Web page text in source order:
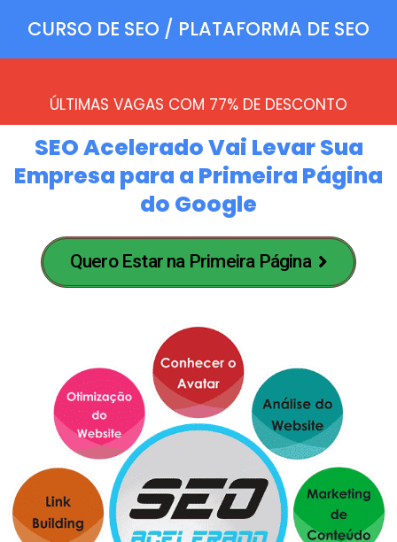
CURSO DE SEO / PLATAFORMA DE SEO
ÚLTIMAS VAGAS COM 77% DE DESCONTO
SEO Acelerado Vai Levar Sua
Empresa para a Primeira Página
do Google
Quero Estar na Primeira Página